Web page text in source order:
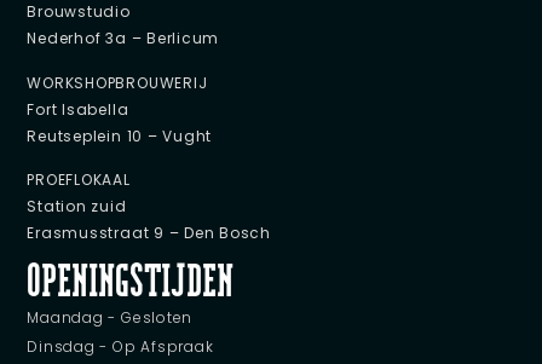
Brouwstudio
Nederhof 3a – Berlicum
WORKSHOPBROUWERIJ
Fort Isabella
Reutseplein 10 – Vught
PROEFLOKAAL
Station zuid
Erasmusstraat 9 – Den Bosch
OPENINGSTIJDEN
Maandag - Gesloten
Dinsdag - Op Afspraak